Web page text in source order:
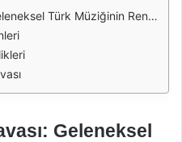
Türk Müziğinin Renkli Yüzü
Geleneksel